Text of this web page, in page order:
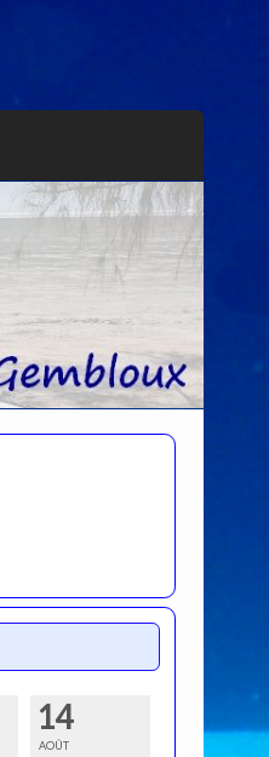
14
AOÛT